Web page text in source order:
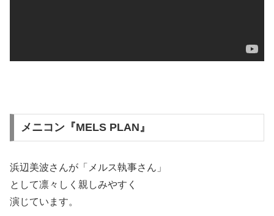
メニコン『MELS PLAN』
浜辺美波さんが「メルス執事さん」
として凛々しく親しみやすく
演じています。